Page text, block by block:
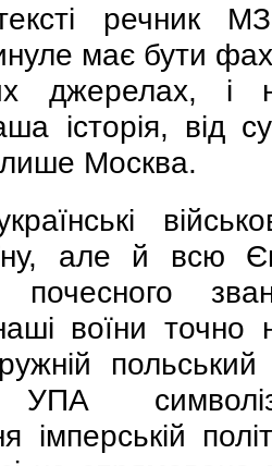
речник
має бути
джерелах, і
історія, від
лише Москва.
але й всю
почесного
наші воїни
УПА
імперській